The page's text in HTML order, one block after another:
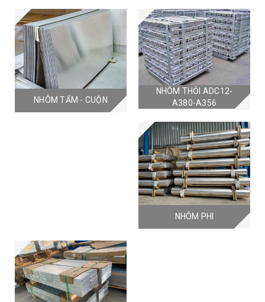
NHÔM TẤM - CUỘN
NHÔM THỎI ADC12-
A380-A356
NHÔM PHI